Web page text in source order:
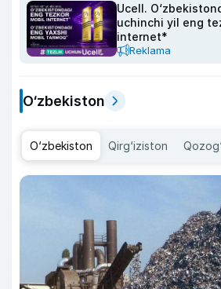
Ucell.
uchinchi yil eng
internet*
Reklama
O‘zbekiston
O‘zbekiston Qirg‘iziston